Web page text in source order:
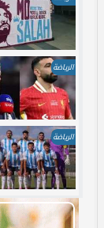
الرياضة
الرياضة